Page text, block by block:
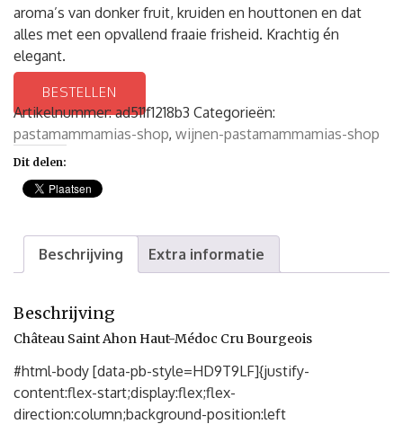
aroma’s van donker fruit, kruiden en houttonen en dat
alles met een opvallend fraaie frisheid. Krachtig én
elegant.
BESTELLEN
Artikelnummer:ad511f1218b3 Categorieën:
pastamammamias-shop, wijnen-pastamammamias-shop
Dit delen:
Beschrijving Extra informatie
Beschrijving
Château Saint Ahon Haut-Médoc Cru Bourgeois
#html-body [data-pb-style=HD9T9LF]{justify-
content:flex-start;display:flex;flex-
direction:column;background-position:left